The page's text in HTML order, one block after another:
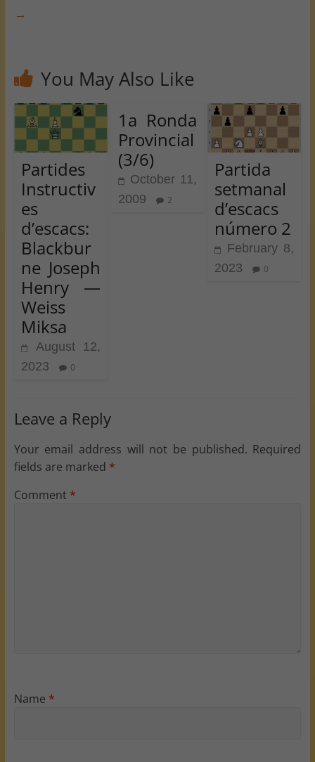
→
You May Also Like
Partides
Instructiv
es
d’escacs:
Blackbur
ne Joseph
Henry —
Weiss
Miksa
August 12,
2023
0
1a Ronda
Provincial
(3/6)
October 11,
2009
2
Partida
setmanal
d’escacs
número 2
February 8,
2023
0
Leave a Reply
Your email address will not be published. Required
fields are marked *
Comment *
Name *